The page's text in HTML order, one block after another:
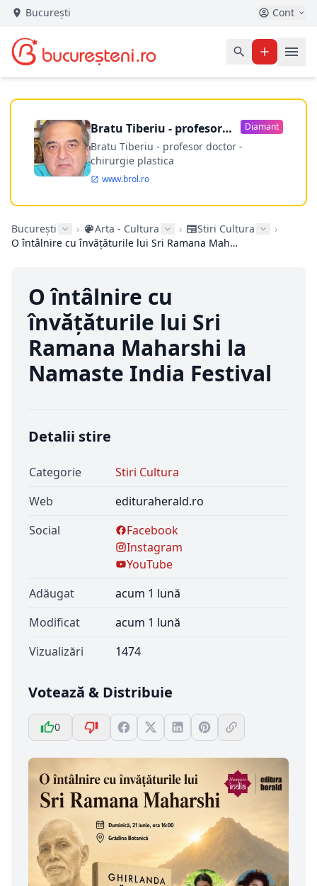
București Cont
Bratu Tiberiu - profesor
doctor
Diamant
Bratu Tiberiu - profesor doctor -
chirurgie plastica
www.brol.ro
București › Arta - Cultura › Stiri Cultura
›
O întâlnire cu învățăturile lui Sri Ramana Maharshi la Namaste India Festival
O întâlnire cu
învățăturile lui Sri
Ramana Maharshi la
Namaste India Festival
Detalii stire
Categorie
Stiri Cultura
Web
edituraherald.ro
Social
Facebook
Instagram
YouTube
Adăugat
acum 1 lună
Modificat
acum 1 lună
Vizualizări
1474
Votează & Distribuie
0